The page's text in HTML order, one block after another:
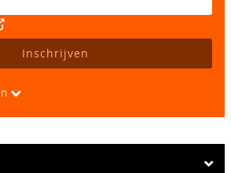
Inschrijven